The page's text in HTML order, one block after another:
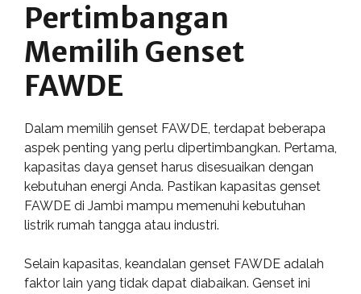
Pertimbangan
Memilih Genset
FAWDE
Dalam memilih genset FAWDE, terdapat beberapa
aspek penting yang perlu dipertimbangkan. Pertama,
kapasitas daya genset harus disesuaikan dengan
kebutuhan energi Anda. Pastikan kapasitas genset
FAWDE di Jambi mampu memenuhi kebutuhan
listrik rumah tangga atau industri.
Selain kapasitas, keandalan genset FAWDE adalah
faktor lain yang tidak dapat diabaikan. Genset ini